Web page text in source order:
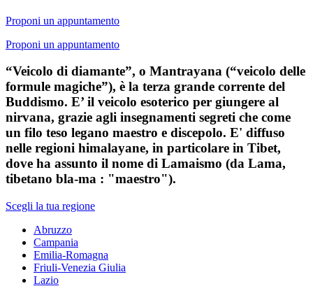
Proponi un appuntamento
Proponi un appuntamento
“Veicolo di diamante”, o Mantrayana (“veicolo delle
formule magiche”), è la terza grande corrente del
Buddismo. E’ il veicolo esoterico per giungere al
nirvana, grazie agli insegnamenti segreti che come
un filo teso legano maestro e discepolo. E' diffuso
nelle regioni himalayane, in particolare in Tibet,
dove ha assunto il nome di Lamaismo (da Lama,
tibetano bla-ma : "maestro").
Scegli la tua regione
Abruzzo
Campania
Emilia-Romagna
Friuli-Venezia Giulia
Lazio